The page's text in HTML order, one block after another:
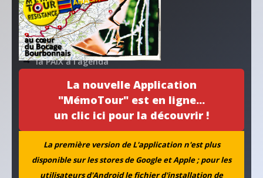
La nouvelle Application
"MémoTour" est en ligne...
un clic ici pour la découvrir !
La première version de L'application n'est plus
disponible sur les stores de Google et Apple ; pour les
utilisateurs d'Android le fichier d'installation de
Stèle du camp Hoche
Collecte coopérative
la PAIX à l’agenda
Nos applications numériques
MEMOTOUR PODCAST
La mémoire de Marguerite croise celle de Simone